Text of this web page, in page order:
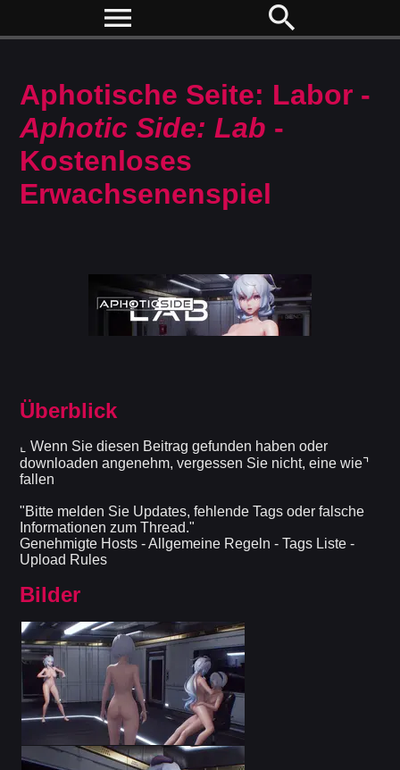
menu search
Aphotische Seite: Labor -
Aphotic Side: Lab -
Kostenloses
Erwachsenenspiel
Überblick
⌞ Wenn Sie diesen Beitrag gefunden haben oder
downloaden angenehm, vergessen Sie nicht, eine wie⌝
fallen
"Bitte melden Sie Updates, fehlende Tags oder falsche
Informationen zum Thread."
Genehmigte Hosts - Allgemeine Regeln - Tags Liste -
Upload Rules
Bilder